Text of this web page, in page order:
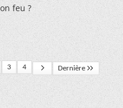
feu ?
3 4 Dernière